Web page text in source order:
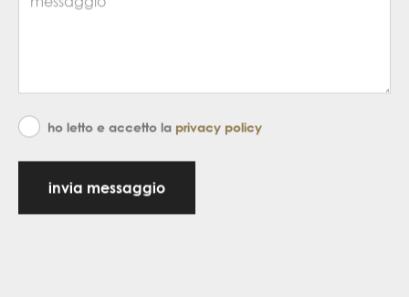
ho letto e accetto la privacy policy
invia messaggio